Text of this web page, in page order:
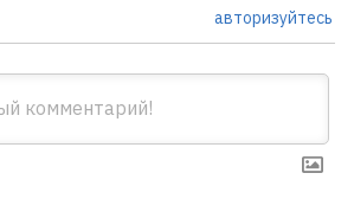
авторизуйтесь